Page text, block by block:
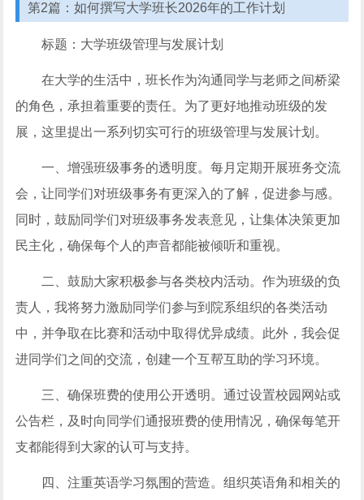
第2篇：如何撰写大学班长2026年的工作计划
标题：大学班级管理与发展计划
在大学的生活中，班长作为沟通同学与老师之间桥梁
的角色，承担着重要的责任。为了更好地推动班级的发
展，这里提出一系列切实可行的班级管理与发展计划。
一、增强班级事务的透明度。每月定期开展班务交流
会，让同学们对班级事务有更深入的了解，促进参与感。
同时，鼓励同学们对班级事务发表意见，让集体决策更加
民主化，确保每个人的声音都能被倾听和重视。
二、鼓励大家积极参与各类校内活动。作为班级的负
责人，我将努力激励同学们参与到院系组织的各类活动
中，并争取在比赛和活动中取得优异成绩。此外，我会促
进同学们之间的交流，创建一个互帮互助的学习环境。
三、确保班费的使用公开透明。通过设置校园网站或
公告栏，及时向同学们通报班费的使用情况，确保每笔开
支都能得到大家的认可与支持。
四、注重英语学习氛围的营造。组织英语角和相关的